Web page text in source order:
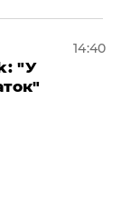
"У
14:40